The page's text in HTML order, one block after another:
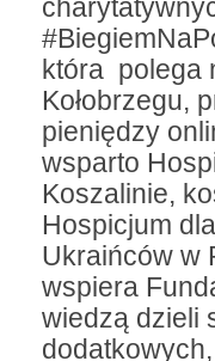
która polega
Kołobrzegu,
pieniędzy
wsparto
Koszalinie,
Hospicjum
Ukraińców w
wspiera
wiedzą dzieli